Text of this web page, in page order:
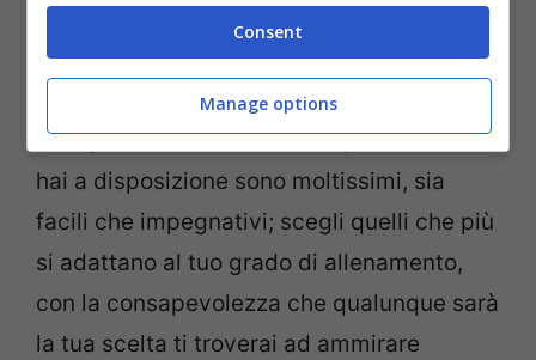
mountain bike, dal golf all’equitazione, fino
ad arrivare al parapendio.
Se ti piacciono leescursioni, i sentieri che
hai a disposizione sono moltissimi, sia
facili che impegnativi; scegli quelli che più
si adattano al tuo grado di allenamento,
con la consapevolezza che qualunque sarà
la tua scelta ti troverai ad ammirare
Consent
Manage options